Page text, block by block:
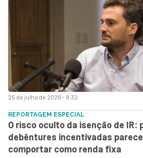
25 de julho de 2026 - 9:32
REPORTAGEM ESPECIAL
O risco oculto da isenção de IR:
debêntures incentivadas
comportar como renda fixa